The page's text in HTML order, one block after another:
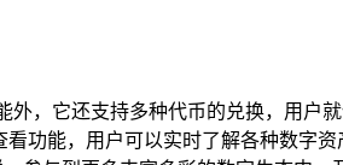
，它还支持多种代币的兑换，用户
功能，用户可以实时了解各种数字